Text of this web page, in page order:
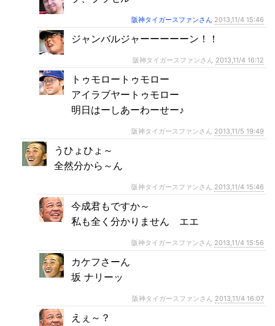
阪神タイガースファンさん 2013,11/4 15:46
ジャンバルジャーーーーーン！！
阪神タイガースファンさん 2013,11/4 16:12
トゥモロートゥモロー
アイラブヤートゥモロー
明日はーしあーわーせー♪
阪神タイガースファンさん 2013,11/5 19:49
うひょひょ～
全然分から～ん
阪神タイガースファンさん 2013,11/4 15:46
今成君もですか～
私も全く分かりません エエ
阪神タイガースファンさん 2013,11/4 15:56
カケフさーん
坂 ナリーッ
阪神タイガースファンさん 2013,11/4 16:07
えぇ～？